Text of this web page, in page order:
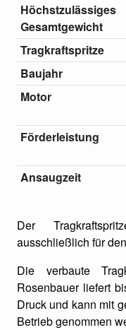
Höchstzulässiges
Gesamtgewicht
Tragkraftspritze
Baujahr
Motor
Förderleistung
Ansaugzeit
Der
ausschließlich für
Die verbaute
Rosenbauer liefert
Druck und kann mit
Betrieb genommen